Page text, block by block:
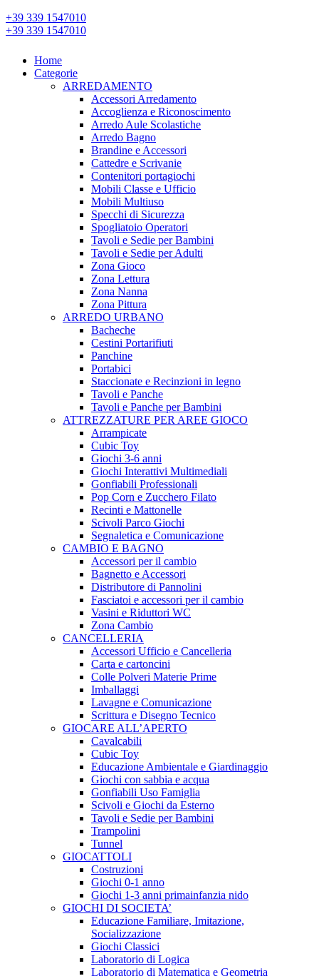
+39 339 1547010
+39 339 1547010
Home
Categorie
ARREDAMENTO
Accessori Arredamento
Accoglienza e Riconoscimento
Arredo Aule Scolastiche
Arredo Bagno
Brandine e Accessori
Cattedre e Scrivanie
Contenitori portagiochi
Mobili Classe e Ufficio
Mobili Multiuso
Specchi di Sicurezza
Spogliatoio Operatori
Tavoli e Sedie per Bambini
Tavoli e Sedie per Adulti
Zona Gioco
Zona Lettura
Zona Nanna
Zona Pittura
ARREDO URBANO
Bacheche
Cestini Portarifiuti
Panchine
Portabici
Staccionate e Recinzioni in legno
Tavoli e Panche
Tavoli e Panche per Bambini
ATTREZZATURE PER AREE GIOCO
Arrampicate
Cubic Toy
Giochi 3-6 anni
Giochi Interattivi Multimediali
Gonfiabili Professionali
Pop Corn e Zucchero Filato
Recinti e Mattonelle
Scivoli Parco Giochi
Segnaletica e Comunicazione
CAMBIO E BAGNO
Accessori per il cambio
Bagnetto e Accessori
Distributore di Pannolini
Fasciatoi e accessori per il cambio
Vasini e Riduttori WC
Zona Cambio
CANCELLERIA
Accessori Ufficio e Cancelleria
Carta e cartoncini
Colle Polveri Materie Prime
Imballaggi
Lavagne e Comunicazione
Scrittura e Disegno Tecnico
GIOCARE ALL’APERTO
Cavalcabili
Cubic Toy
Educazione Ambientale e Giardinaggio
Giochi con sabbia e acqua
Gonfiabili Uso Famiglia
Scivoli e Giochi da Esterno
Tavoli e Sedie per Bambini
Trampolini
Tunnel
GIOCATTOLI
Costruzioni
Giochi 0-1 anno
Giochi 1-3 anni primainfanzia nido
GIOCHI DI SOCIETA’
Educazione Familiare, Imitazione,
Socializzazione
Giochi Classici
Laboratorio di Logica
Laboratorio di Matematica e Geometria